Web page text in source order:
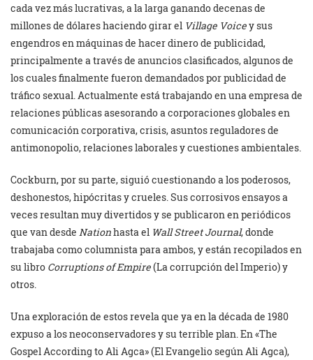
cada vez más lucrativas, a la larga ganando decenas de
millones de dólares haciendo girar el Village Voicey sus
engendros en máquinas de hacer dinero de publicidad,
principalmente a través de anuncios clasificados, algunos de
los cuales finalmente fueron demandados por publicidad de
tráfico sexual. Actualmente está trabajando en una empresa de
relaciones públicas asesorando a corporaciones globales en
comunicación corporativa, crisis, asuntos reguladores de
antimonopolio, relaciones laborales y cuestiones ambientales.
Cockburn, por su parte, siguió cuestionando a los poderosos,
deshonestos, hipócritas y crueles. Sus corrosivos ensayos a
veces resultan muy divertidos y se publicaron en periódicos
que van desde Nationhasta el Wall Street Journal, donde
trabajaba como columnista para ambos, y están recopilados en
su libro Corruptions of Empire(La corrupción del Imperio) y
otros.
Una exploración de estos revela que ya en la década de 1980
expuso a los neoconservadores y su terrible plan. En «The
Gospel According to Ali Agca» (El Evangelio según Ali Agca),